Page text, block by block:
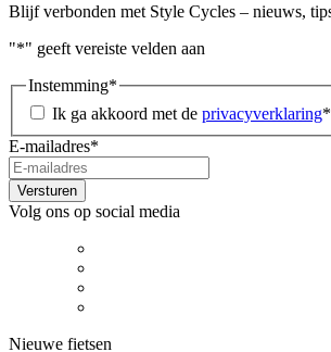
Blijf verbonden met Style Cycles – nieuws,
"*" geeft vereiste velden aan
Instemming*
Ik ga akkoord met de privacyverklaring*
E-mailadres*
Volg ons op social media
Nieuwe fietsen